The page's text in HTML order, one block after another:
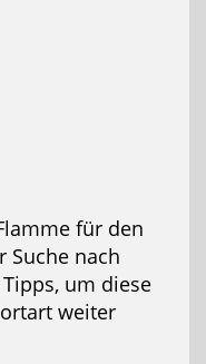
für den
Suche nach
um diese
weiter